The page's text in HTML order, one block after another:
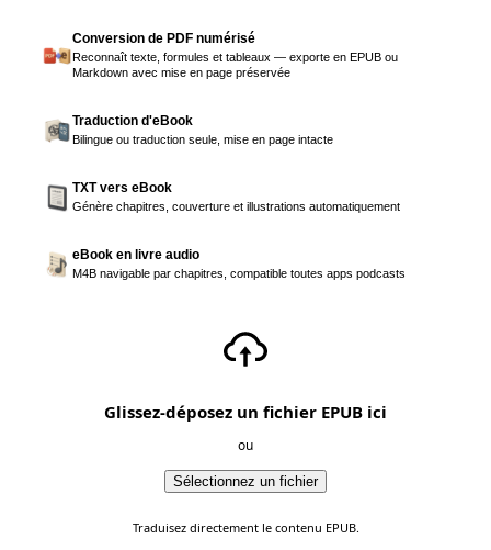
Conversion de PDF numérisé
Reconnaît texte, formules et tableaux — exporte en EPUB ou
Markdown avec mise en page préservée
Traduction d'eBook
Bilingue ou traduction seule, mise en page intacte
TXT vers eBook
Génère chapitres, couverture et illustrations automatiquement
eBook en livre audio
M4B navigable par chapitres, compatible toutes apps podcasts
Glissez-déposez un fichier EPUB ici
ou
Sélectionnez un fichier
Traduisez directement le contenu EPUB.